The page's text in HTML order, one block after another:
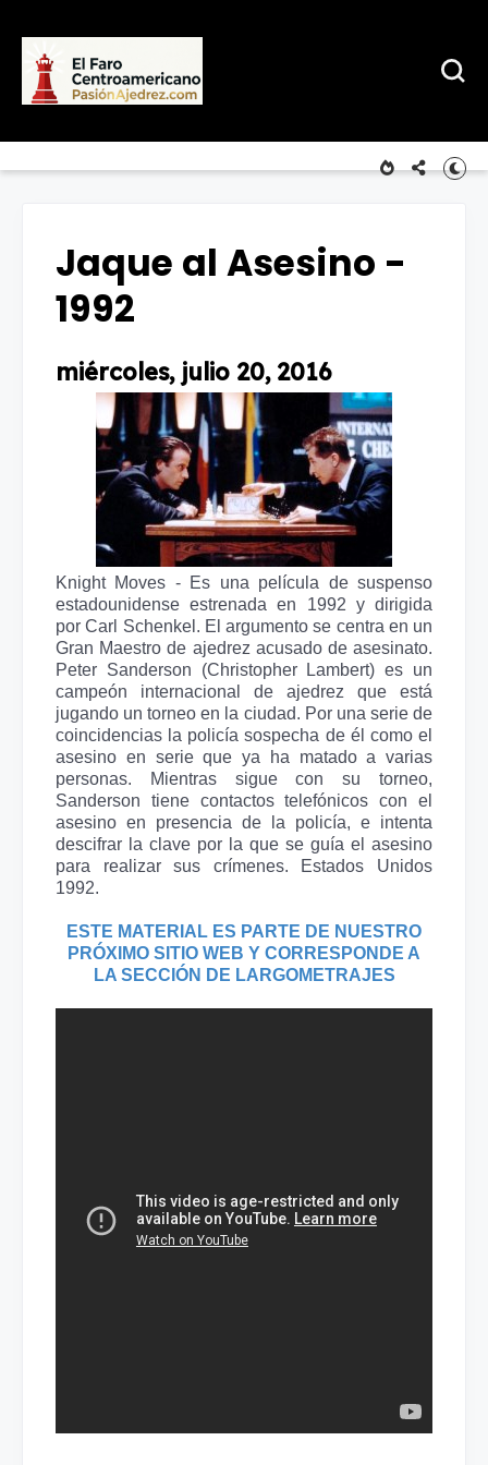
Jaque al Asesino -
1992
miércoles, julio 20, 2016
Knight Moves - Es una película de suspenso
estadounidense estrenada en 1992 y dirigida
por Carl Schenkel. El argumento se centra en un
Gran Maestro de ajedrez acusado de asesinato.
Peter Sanderson (Christopher Lambert) es un
campeón internacional de ajedrez que está
jugando un torneo en la ciudad. Por una serie de
coincidencias la policía sospecha de él como el
asesino en serie que ya ha matado a varias
personas. Mientras sigue con su torneo,
Sanderson tiene contactos telefónicos con el
asesino en presencia de la policía, e intenta
descifrar la clave por la que se guía el asesino
para realizar sus crímenes. Estados Unidos
1992.
ESTE MATERIAL ES PARTE DE NUESTRO
PRÓXIMO SITIO WEB Y CORRESPONDE A
LA SECCIÓN DE LARGOMETRAJES